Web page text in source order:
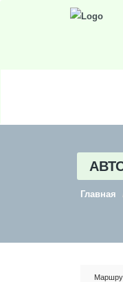
Главная